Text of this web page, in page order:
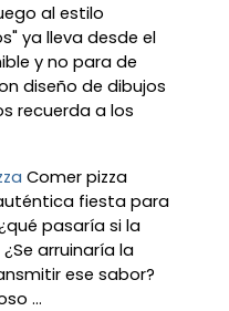
al estilo
ya lleva desde el
y no para de
diseño de dibujos
recuerda a los
Comer pizza
fiesta para
pasaría si la
arruinaría la
ese sabor?
...